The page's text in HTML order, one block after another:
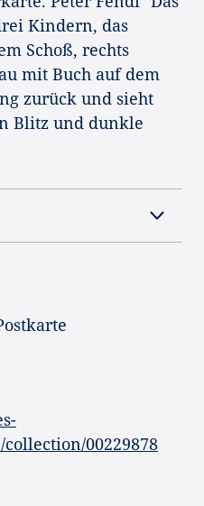
Kindern, das
Schoß, rechts
mit Buch auf dem
zurück und sieht
Blitz und dunkle
00229878